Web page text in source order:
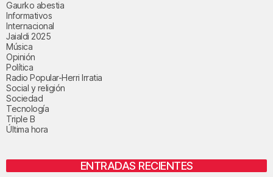
Gaurko abestia
Informativos
Internacional
Jaialdi 2025
Música
Opinión
Política
Radio Popular-Herri Irratia
Social y religión
Sociedad
Tecnología
Triple B
Última hora
ENTRADAS RECIENTES